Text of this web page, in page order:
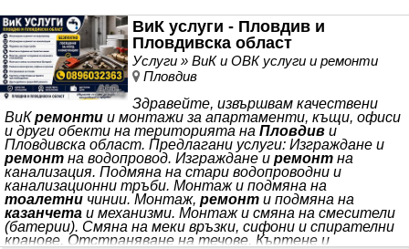
Работим на територията наПловдиви областта … ,
без да остави бъркотия след себе си? Здравейте,
казвам се Пламен Лишев. Заедно с моя колега сме екип
*** . Работим здраво, честно
ВиК услуги - Пловдив и
Пловдивска област
Услуги » ВиК и ОВК услуги и ремонти
Пловдив
Здравейте, извършвам качествени
ВиКремонти и монтажи за апартаменти, къщи, офиси
и други обекти на територията на Пловдив и
Пловдивска област. Предлагани услуги: Изграждане и
ремонт на водопровод. Изграждане и ремонт на
канализация. Подмяна на стари водопроводни и
канализационни тръби. Монтаж и подмяна на
тоалетни чинии. Монтаж, ремонт и подмяна на
казанчета и механизми. Монтаж и смяна на смесители
(батерии). Смяна на меки връзки, сифони и спирателни
кранове. Отстраняване на течове. Къртене и